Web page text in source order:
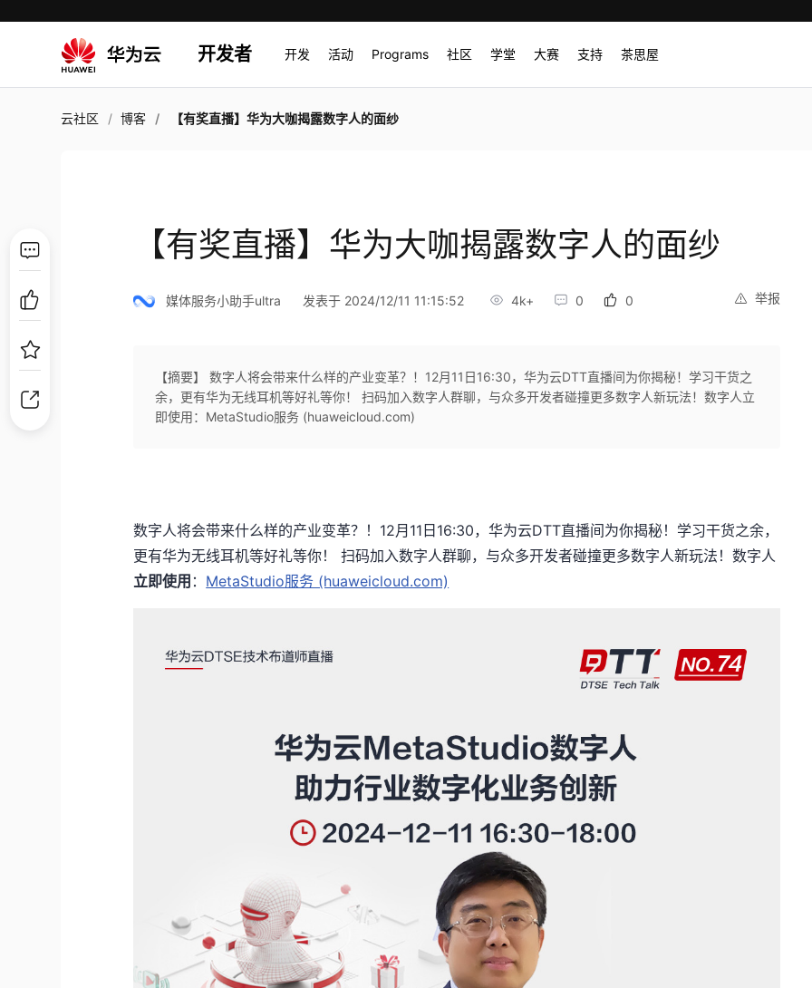
开发者 开发 活动 Programs 社区 学堂 大赛 支持 茶思屋
云社区 博客 【有奖直播】华为大咖揭露数字人的面纱
【有奖直播】华为大咖揭露数字人的面纱
举报
媒体服务小助手ultra 发表于 2024/12/11 11:15:52 4k+ 0 0
【摘要】 数字人将会带来什么样的产业变革？！12月11日16:30，华为云DTT直播间为你揭秘！学习干货之
余，更有华为无线耳机等好礼等你！ 扫码加入数字人群聊，与众多开发者碰撞更多数字人新玩法！数字人立
即使用：MetaStudio服务 (huaweicloud.com)
数字人将会带来什么样的产业变革？！ 12月 11 日 16:30，华为云DTT直播间为你揭秘！学习干货之余，
更有华为无线耳机等好礼等你！ 扫码加入数字人群聊，与众多开发者碰撞更多数字人新玩法！数字人
立即使用 ： MetaStudio服务 (huaweicloud.com)